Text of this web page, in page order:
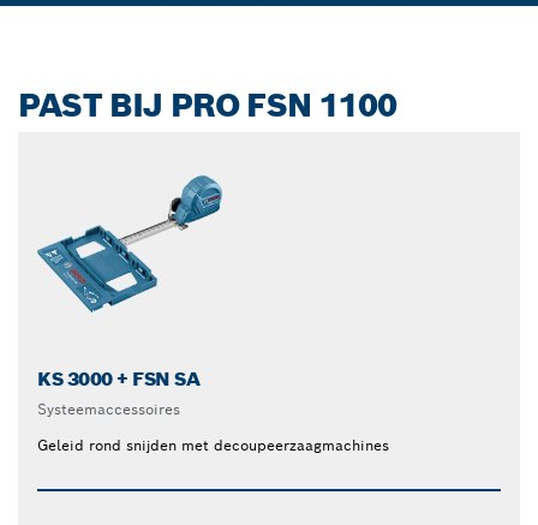
PAST BIJ PRO FSN 1100
KS 3000 + FSN SA
Systeemaccessoires
Geleid rond snijden met decoupeerzaagmachines